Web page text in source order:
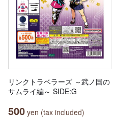
リンクトラベラーズ ～武ノ国の
サムライ編～ SIDE:G
500 yen (tax included)